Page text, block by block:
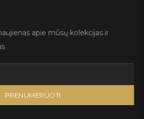
apie mūsų kolekcijas ir
PRENUMERUOTI